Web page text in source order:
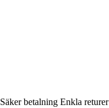
Säker betalning Enkla returer